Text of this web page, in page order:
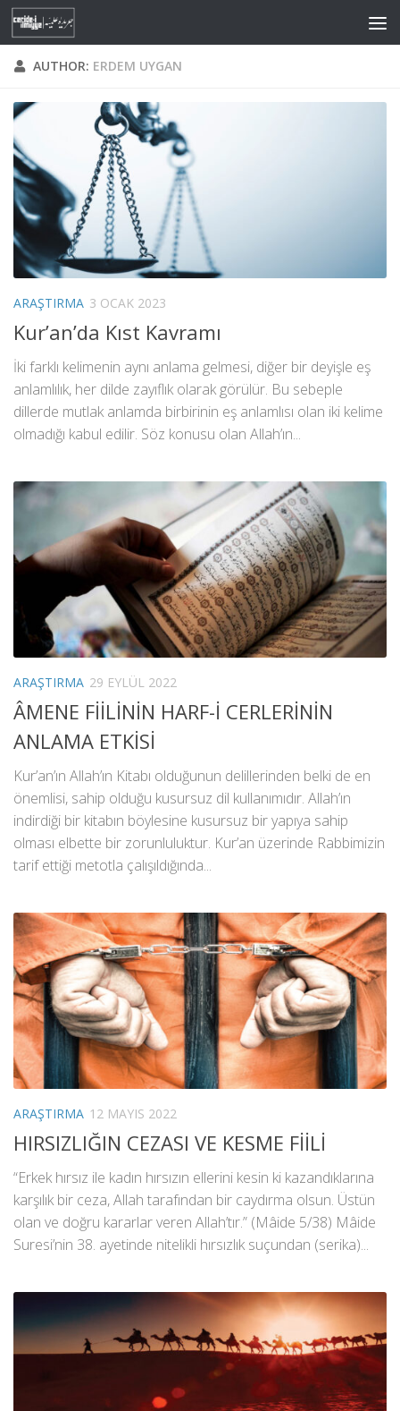
Skip to content
AUTHOR: ERDEM UYGAN
ARAŞTIRMA 3 OCAK 2023
Kur’an’da Kıst Kavramı
İki farklı kelimenin aynı anlama gelmesi, diğer bir deyişle eş
anlamlılık, her dilde zayıflık olarak görülür. Bu sebeple
dillerde mutlak anlamda birbirinin eş anlamlısı olan iki kelime
olmadığı kabul edilir. Söz konusu olan Allah’ın...
ARAŞTIRMA 29 EYLÜL 2022
ÂMENE FİİLİNİN HARF-İ CERLERİNİN
ANLAMA ETKİSİ
Kur’an’ın Allah’ın Kitabı olduğunun delillerinden belki de en
önemlisi, sahip olduğu kusursuz dil kullanımıdır. Allah’ın
indirdiği bir kitabın böylesine kusursuz bir yapıya sahip
olması elbette bir zorunluluktur. Kur’an üzerinde Rabbimizin
tarif ettiği metotla çalışıldığında...
ARAŞTIRMA 12 MAYIS 2022
HIRSIZLIĞIN CEZASI VE KESME FİİLİ
“Erkek hırsız ile kadın hırsızın ellerini kesin ki kazandıklarına
karşılık bir ceza, Allah tarafından bir caydırma olsun. Üstün
olan ve doğru kararlar veren Allah’tır.” (Mâide 5/38) Mâide
Suresi’nin 38. ayetinde nitelikli hırsızlık suçundan (serika)...